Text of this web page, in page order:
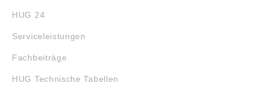
HUG 24
Serviceleistungen
Fachbeiträge
HUG Technische Tabellen